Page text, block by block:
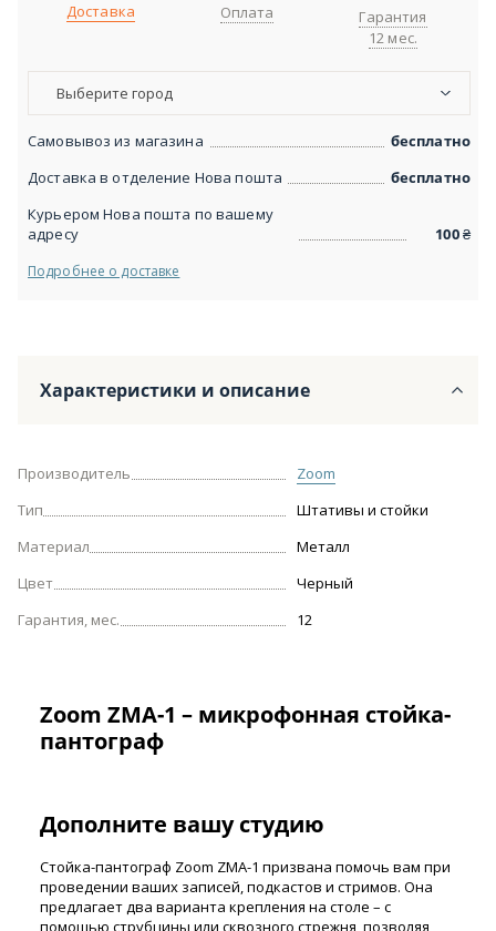
Доставка Оплата
Гарантия
12 мес.
Выберите город
Самовывоз из магазина
бесплатно
Доставка в отделение Нова пошта
бесплатно
Курьером Нова пошта по вашему
адресу
100₴
Подробнее о доставке
Характеристики и описание
Производитель
Zoom
Тип
Штативы и стойки
Материал
Металл
Цвет
Черный
Гарантия, мес.
12
Zoom ZMA-1 – микрофонная стойка-
пантограф
Дополните вашу студию
Стойка-пантограф Zoom ZMA-1 призвана помочь вам при
проведении ваших записей, подкастов и стримов. Она
предлагает два варианта крепления на столе – с
помощью струбцины или сквозного стрежня, позволяя